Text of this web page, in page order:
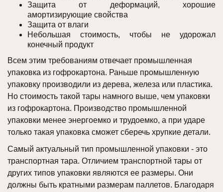
Защита от деформаций, хорошие
амортизирующие свойства
Защита от влаги
Небольшая стоимость, чтобы не удорожал
конечный продукт
Всем этим требованиям отвечает промышленная
упаковка из гофрокартона. Раньше промышленную
упаковку производили из дерева, железа или пластика.
Но стоимость такой тары намного выше, чем упаковки
из гофрокартона. Производство промышленной
упаковки менее энергоемко и трудоемко, а при ударе
только такая упаковка сможет сберечь хрупкие детали.
Самый актуальный тип промышленной упаковки - это
транспортная тара. Отличием транспортной тары от
других типов упаковки являются ее размеры. Они
должны быть кратными размерам паллетов. Благодаря